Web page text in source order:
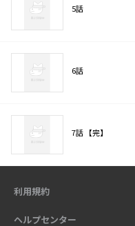
5話
6話
7話 【完】
利用規約
ヘルプセンター